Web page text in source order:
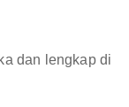
dan lengkap di